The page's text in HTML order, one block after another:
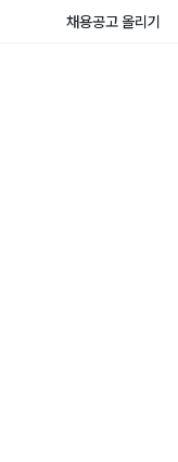
채용공고 올리기